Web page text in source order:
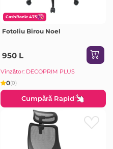
CashBack: 475
Fotoliu Birou Noel
950 L
Vînzător: DECOPRIM PLUS
0(0)
Cumpără Rapid